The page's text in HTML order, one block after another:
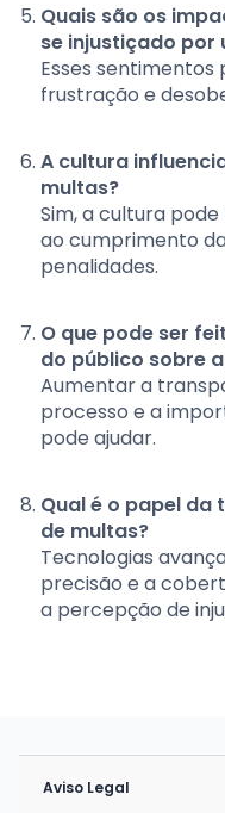
Quais são os
se injustiçado por
Esses
frustração e
A cultura
multas?
Sim, a cultura
ao cumprimento
penalidades.
O que pode ser
do público sobre
Aumentar a
processo e a
pode ajudar.
Qual é o papel
de multas?
Tecnologias
precisão e a
a percepção de
Aviso Legal